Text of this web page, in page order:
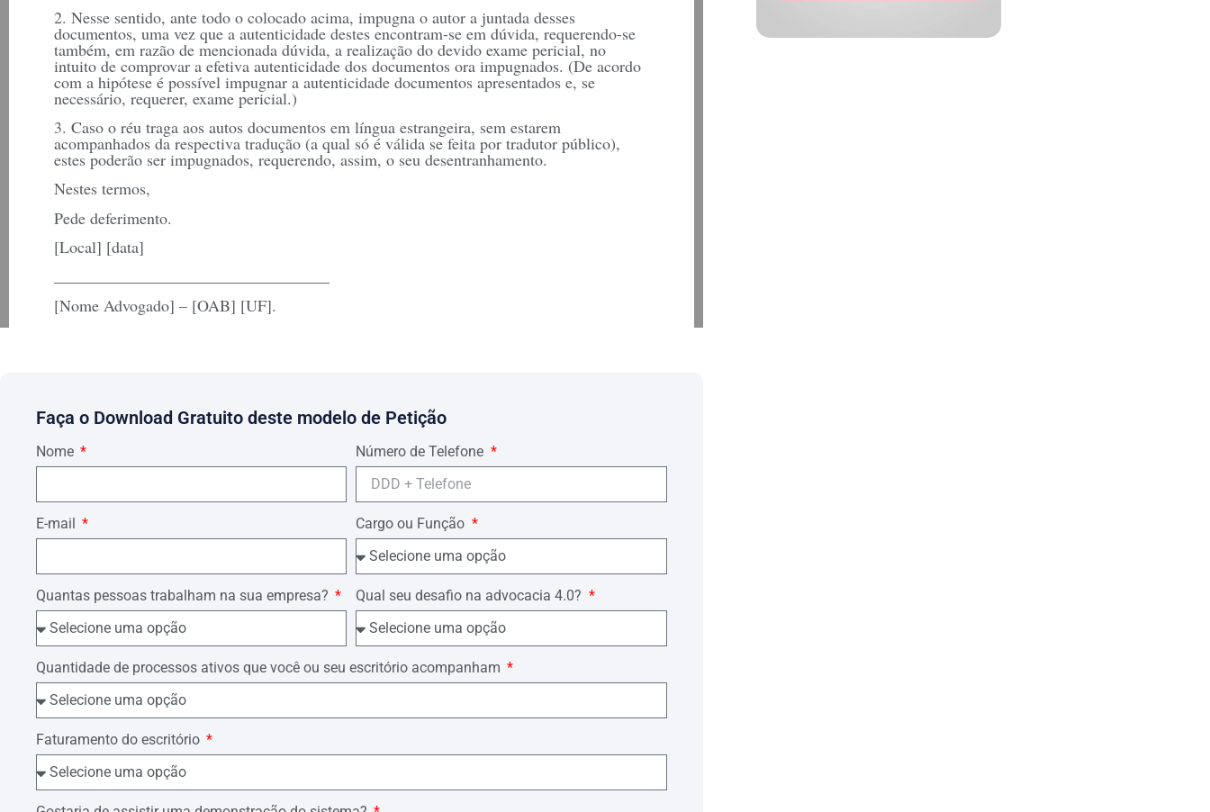
2. Nesse sentido, ante todo o colocado acima, impugna o autor a juntada desses
documentos, uma vez que a autenticidade destes encontram-se em dúvida, requerendo-se
também, em razão de mencionada dúvida, a realização do devido exame pericial, no
intuito de comprovar a efetiva autenticidade dos documentos ora impugnados. (De acordo
com a hipótese é possível impugnar a autenticidade documentos apresentados e, se
necessário, requerer, exame pericial.)
3. Caso o réu traga aos autos documentos em língua estrangeira, sem estarem
acompanhados da respectiva tradução (a qual só é válida se feita por tradutor público),
estes poderão ser impugnados, requerendo, assim, o seu desentranhamento.
Nestes termos,
Pede deferimento.
[Local] [data]
[Nome Advogado] – [OAB] [UF].
Faça o Download Gratuito deste modelo de Petição
Nome Número de Telefone
E-mail Cargo ou Função
Quantas pessoas trabalham na sua empresa? Qual seu desafio na advocacia 4.0?
Quantidade de processos ativos que você ou seu escritório acompanham
Faturamento do escritório